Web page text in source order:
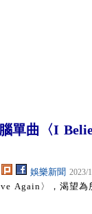
單曲〈I
娛樂新聞 2023/
Again〉，渴望為